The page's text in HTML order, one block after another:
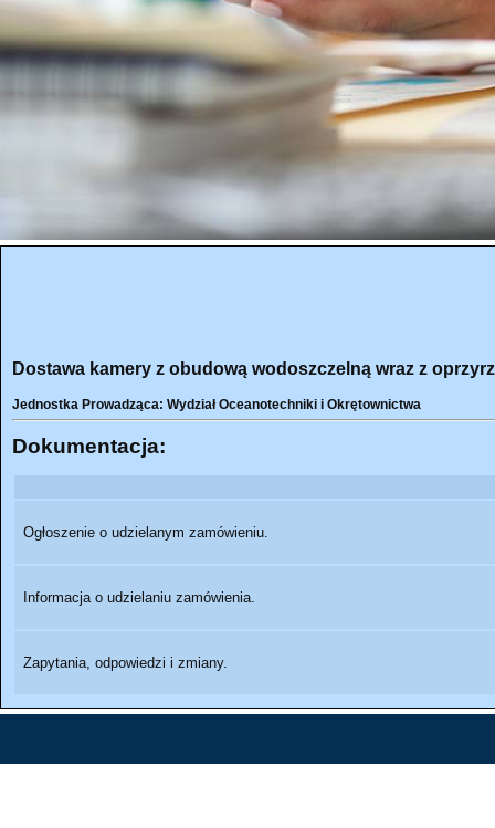
Dostawa kamery z obudową wodoszczelną wraz z
Jednostka Prowadząca: Wydział Oceanotechniki i Okrętownictwa
Dokumentacja:
Ogłoszenie o udzielanym zamówieniu.
Informacja o udzielaniu zamówienia.
Zapytania, odpowiedzi i zmiany.